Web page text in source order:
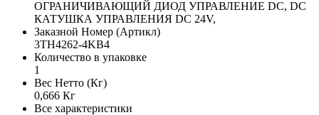
ОГРАНИЧИВАЮЩИЙ ДИОД УПРАВЛЕНИЕ DC, DC
КАТУШКА УПРАВЛЕНИЯ DC 24V,
Заказной Номер (Артикл)
3TH4262-4KB4
Количество в упаковке
1
Вес Нетто (Кг)
0,666 Кг
Все характеристики